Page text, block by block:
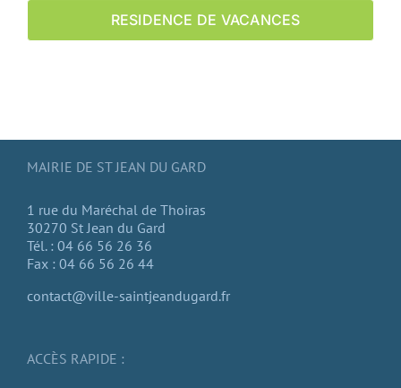
RESIDENCE DE VACANCES
MAIRIE DE ST JEAN DU GARD
1 rue du Maréchal de Thoiras
30270 St Jean du Gard
Tél. : 04 66 56 26 36
Fax : 04 66 56 26 44
contact@ville-saintjeandugard.fr
ACCÈS RAPIDE :